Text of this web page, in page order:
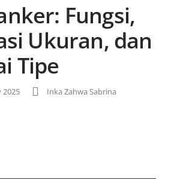
Fungsi,
Ukuran, dan
Tipe
2025
Inka Zahwa Sabrina